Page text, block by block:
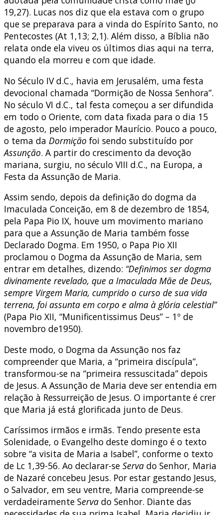
19,27). Lucas nos diz que ela estava com o grupo
que se preparava para a vinda do Espírito Santo, no
Pentecostes (At 1,13; 2,1). Além disso, a Bíblia não
relata onde ela viveu os últimos dias aqui na terra,
quando ela morreu e com que idade.
No Século IV d.C., havia em Jerusalém, uma festa
devocional chamada “Dormição de Nossa Senhora”.
No século VI d.C., tal festa começou a ser difundida
em todo o Oriente, com data fixada para o dia 15
de agosto, pelo imperador Maurício. Pouco a pouco,
o tema da Dormição foi sendo substituído por
Assunção. A partir do crescimento da devoção
mariana, surgiu, no século VIII d.C., na Europa, a
Festa da Assunção de Maria.
Assim sendo, depois da definição do dogma da
Imaculada Conceição, em 8 de dezembro de 1854,
pela Papa Pio IX, houve um movimento mariano
para que a Assunção de Maria também fosse
Declarado Dogma. Em 1950, o Papa Pio XII
proclamou o Dogma da Assunção de Maria, sem
entrar em detalhes, dizendo: “Definimos ser dogma
divinamente revelado, que a Imaculada Mãe de Deus,
sempre Virgem Maria, cumprido o curso de sua vida
terrena, foi assunta em corpo e alma à glória celestial”
(Papa Pio XII, “Munificentissimus Deus” – 1º de
novembro de1950).
Deste modo, o Dogma da Assunção nos faz
compreender que Maria, a “primeira discípula”,
transformou-se na “primeira ressuscitada” depois
de Jesus. A Assunção de Maria deve ser entendia em
relação à Ressurreição de Jesus. O importante é crer
que Maria já está glorificada junto de Deus.
Caríssimos irmãos e irmãs. Tendo presente esta
Solenidade, o Evangelho deste domingo é o texto
sobre “a visita de Maria a Isabel”, conforme o texto
de Lc 1,39-56. Ao declarar-se Serva do Senhor, Maria
de Nazaré concebeu Jesus. Por estar gestando Jesus,
o Salvador, em seu ventre, Maria compreende-se
verdadeiramente Serva do Senhor. Diante das